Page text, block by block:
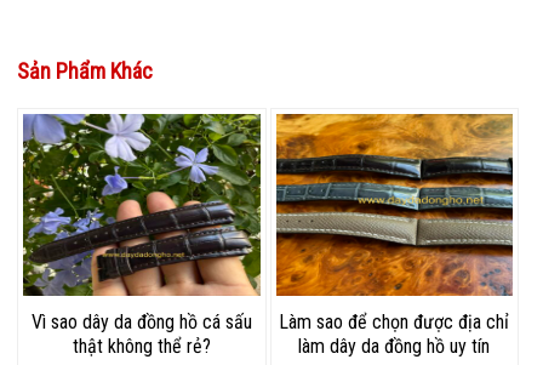
Sản Phẩm Khác
Vì sao dây da đồng hồ cá sấu
thật không thể rẻ?
Làm sao để chọn được địa chỉ
làm dây da đồng hồ uy tín